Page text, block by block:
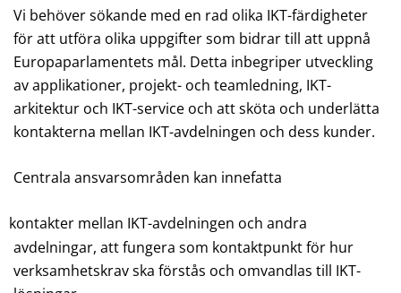
Vi behöver sökande med en rad olika IKT-färdigheter
för att utföra olika uppgifter som bidrar till att uppnå
Europaparlamentets mål. Detta inbegriper utveckling
av applikationer, projekt- och teamledning, IKT-
arkitektur och IKT-service och att sköta och underlätta
kontakterna mellan IKT-avdelningen och dess kunder.
Centrala ansvarsområden kan innefatta
kontakter mellan IKT-avdelningen och andra
avdelningar, att fungera som kontaktpunkt för hur
verksamhetskrav ska förstås och omvandlas till IKT-